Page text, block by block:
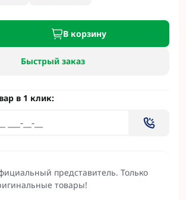
представитель. Только
товары!
В корзину
Быстрый заказ
в 1 клик: